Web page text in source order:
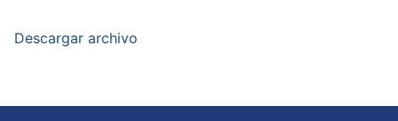
Descargar archivo